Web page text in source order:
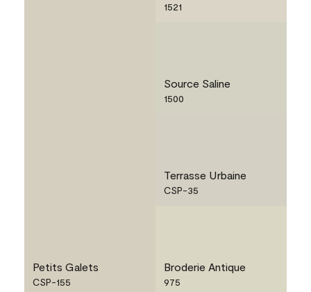
Petits Galets
CSP-155
1521
Source Saline
1500
Terrasse Urbaine
CSP-35
Broderie Antique
975